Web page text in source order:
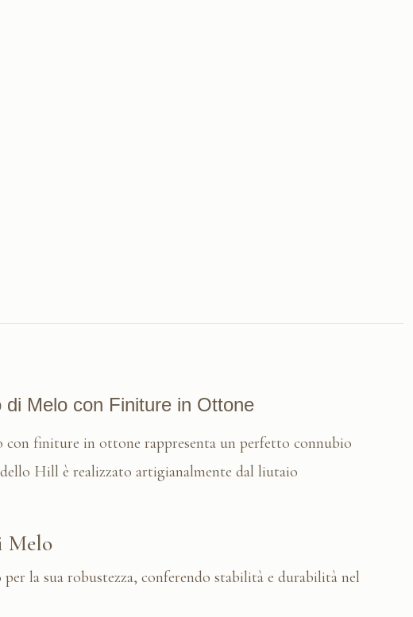
Melo con Finiture in Ottone
finiture in ottone rappresenta un perfetto connubio
Hill è realizzato artigianalmente dal liutaio
Melo
la sua robustezza, conferendo stabilità e durabilità nel